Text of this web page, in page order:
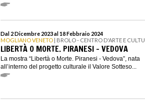
Dal 2 Dicembre 2023 al 18 Febbraio 2024
MOGLIANO VENETO | BROLO - CENTRO D'ARTE E
LIBERTÀ O MORTE. PIRANESI - VEDOVA
La mostra “Libertà o Morte. Piranesi - Vedova”, nata
all’interno del progetto culturale il Valore Sotteso...